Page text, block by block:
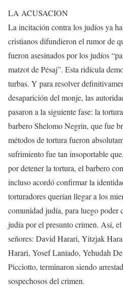
LA ACUSACION
La incitación contra los judíos ya
cristianos difundieron el rumor de
fueron asesinados por los judíos
matzot de Pésaj”. Esta ridícula
turbas. Y para resolver
desaparición del monje, las
pasaron a la siguiente fase: la
barbero Shelomo Negrin, que fue
métodos de tortura fueron
sufrimiento fue tan insoportable
por detener la tortura, el barbero
incluso acordó confirmar la
torturadores querían llegar a los
comunidad judía, para luego poder
judía por el presunto crimen. Así,
señores: David Harari, Yitzjak
Harari, Yosef Laniado, Yehudah
Picciotto, terminaron siendo
sospechosos del crimen.